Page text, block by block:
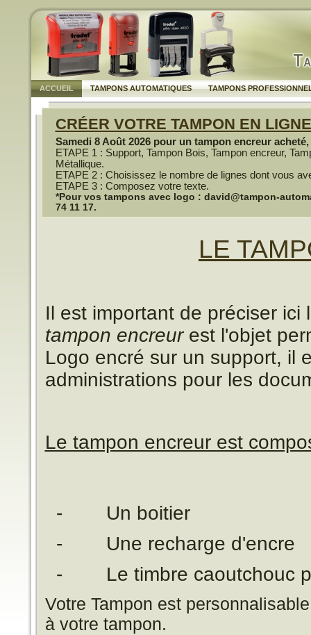
ACCUEIL TAMPONS AUTOMATIQUES TAMPONS
CRÉER VOTRE TAMPON EN LIGNE
Samedi 8 Août 2026 pour un tampon encreur
ETAPE 1 : Support, Tampon Bois, Tampon encreur,
Métallique.
ETAPE 2 : Choisissez le nombre de lignes dont vous
ETAPE 3 : Composez votre texte.
*Pour vos tampons avec logo : david@tampon-
74 11 17.
LE
Il est important de préciser
tampon encreurest l'objet
Logo encré sur un support, il
administrations pour les
Le tampon encreur est
-
Un boitier
-
Une recharge d'encre
-
Le timbre caoutchouc
Votre Tampon est
à votre tampon.